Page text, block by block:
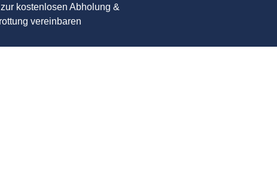
kostenlosen Abholung &
vereinbaren